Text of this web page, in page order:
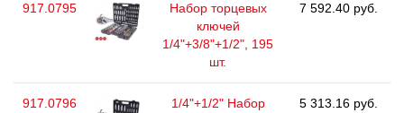
917.0795
Набор торцевых
ключей
1/4"+3/8"+1/2", 195
шт.
7 592.40 руб.
917.0796
1/4"+1/2" Набор
5 313.16 руб.